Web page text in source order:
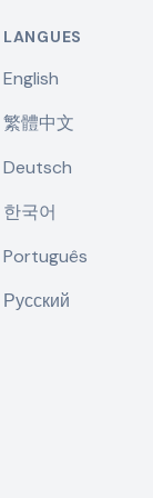
LANGUES
English
繁體中文
Deutsch
한국어
Português
Русский